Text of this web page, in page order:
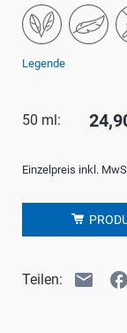
Legende
50 ml:
Einzelpreis inkl.
Teilen: email facebook